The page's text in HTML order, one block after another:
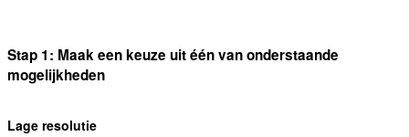
Stap 1: Maak een keuze uit één van onderstaande
mogelijkheden
Lage resolutie